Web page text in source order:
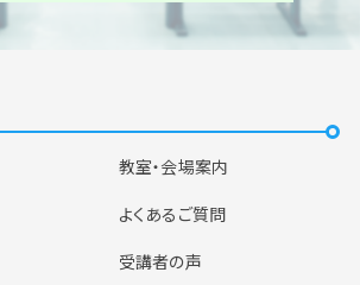
）
二種電気工事士学科試験（CBT・筆
・4日開催（YouTubeライブ配信
教室・会場案内
よくあるご質問
受講者の声